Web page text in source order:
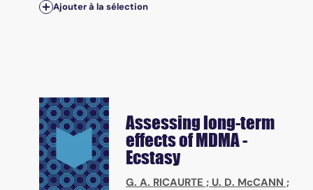
Ajouter à la sélection
Assessing long-term
effects of MDMA -
Ecstasy
G. A. RICAURTE ; U. D. McCANN ;